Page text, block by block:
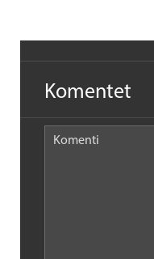
Komentet